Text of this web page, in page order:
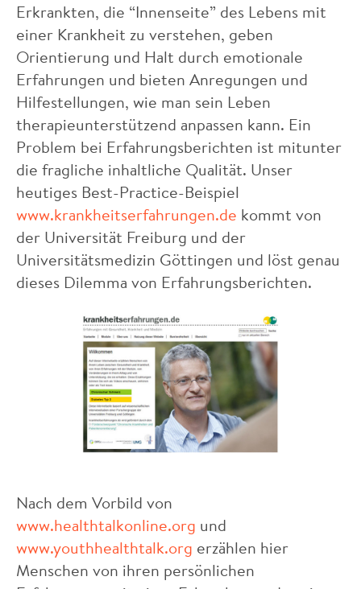
Erkrankten, die “Innenseite” des Lebens mit
einer Krankheit zu verstehen, geben
Orientierung und Halt durch emotionale
Erfahrungen und bieten Anregungen und
Hilfestellungen, wie man sein Leben
therapieunterstützend anpassen kann. Ein
Problem bei Erfahrungsberichten ist mitunter
die fragliche inhaltliche Qualität. Unser
heutiges Best-Practice-Beispiel
www.krankheitserfahrungen.de kommt von
der Universität Freiburg und der
Universitätsmedizin Göttingen und löst genau
dieses Dilemma von Erfahrungsberichten.
Nach dem Vorbild von
www.healthtalkonline.org und
www.youthhealthtalk.org erzählen hier
Menschen von ihren persönlichen